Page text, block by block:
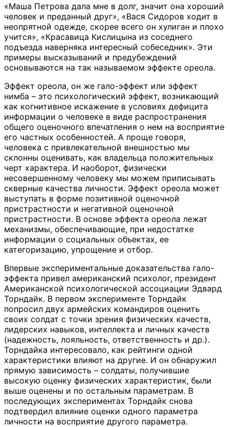
«Маша Петрова дала мне в долг, значит она хороший
человек и преданный друг», «Вася Сидоров ходит в
неопрятной одежде, скорее всего он хулиган и плохо
учится», «Красавица Кислицына из соседнего
подъезда наверняка интересный собеседник». Эти
примеры высказываний и предубеждений
основываются на так называемом эффекте ореола.
Эффект ореола, он же гало-эффект или эффект
нимба – это психологический эффект, возникающий
как когнитивное искажение в условиях дефицита
информации о человеке в виде распространения
общего оценочного впечатления о нем на восприятие
его частных особенностей. А проще говоря,
человека с привлекательной внешностью мы
склонны оценивать, как владельца положительных
черт характера. И наоборот, физически
несовершенному человеку мы можем приписывать
скверные качества личности. Эффект ореола может
выступать в форме позитивной оценочной
пристрастности и негативной оценочной
пристрастности. В основе эффекта ореола лежат
механизмы, обеспечивающие, при недостатке
информации о социальных объектах, ее
категоризацию, упрощение и отбор.
Впервые экспериментальные доказательства гало-
эффекта привел американский психолог, президент
Американской психологической ассоциации Эдвард
Торндайк. В первом эксперименте Торндайк
попросил двух армейских командиров оценить
своих солдат с точки зрения физических качеств,
лидерских навыков, интеллекта и личных качеств
(надежность, лояльность, ответственность и др.).
Торндайка интересовало, как рейтинги одной
характеристики влияют на другие. И он обнаружил
прямую зависимость – солдаты, получившие
высокую оценку физических характеристик, были
выше оценены и по остальным параметрам. В
последующих экспериментах Торндайк снова
подтвердил влияние оценки одного параметра
личности на восприятие другого параметра.